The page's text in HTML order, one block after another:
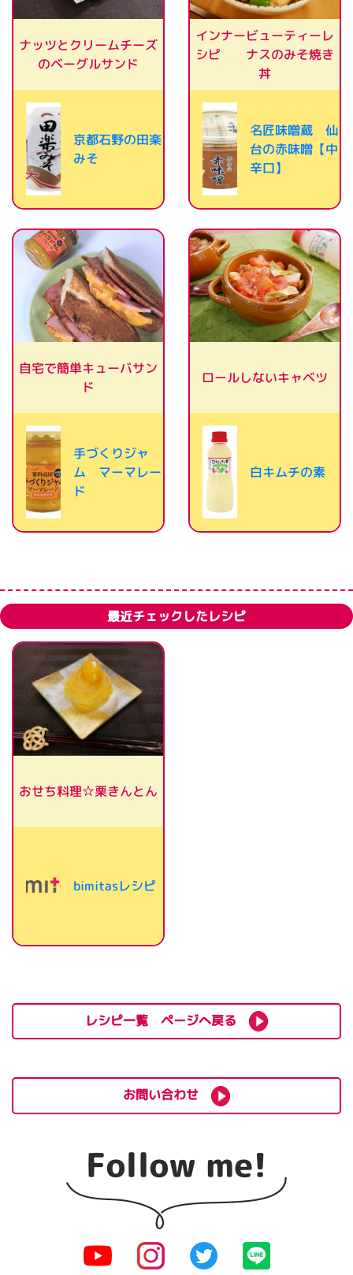
ナッツとクリームチーズ
のベーグルサンド
京都石野の田楽
みそ
インナービューティーレ
シピ ナスのみそ焼き
丼
名匠味噌蔵 仙
台の赤味噌【中
辛口】
自宅で簡単キューバサン
ド
手づくりジャ
ム マーマレー
ド
ロールしないキャベツ
白キムチの素
最近チェックしたレシピ
おせち料理☆栗きんとん
bimitasレシピ
レシピ一覧 ページへ戻る
お問い合わせ